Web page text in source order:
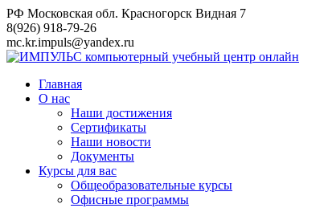
Перейти
к
контенту
РФ Московская обл. Красногорск Видная 7
8(926) 918-79-26
mc.kr.impuls@yandex.ru
Главная
О нас
Наши достижения
Сертификаты
Наши новости
Документы
Курсы для вас
Общеобразовательные курсы
Офисные программы